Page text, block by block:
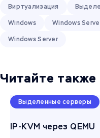
Виртуализация
Windows
Windows
Windows Server
Читайте также
Выделенные серверы
IP-KVM через QEMU